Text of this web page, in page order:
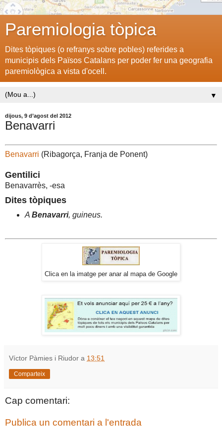
Paremiologia tòpica
Dites tòpiques (o refranys sobre pobles) referides a
municipis dels Països Catalans per poder fer una geografia
paremiològica a vista d'ocell.
▼
dijous, 9 d’agost del 2012
Benavarri
Benavarri (Ribagorça, Franja de Ponent)
Gentilici
Benavarrès, -esa
Dites tòpiques
A Benavarri, guineus.
Clica en la imatge per anar al mapa de Google
Víctor Pàmies i Riudor a 13:51
Comparteix
Cap comentari:
Publica un comentari a l'entrada